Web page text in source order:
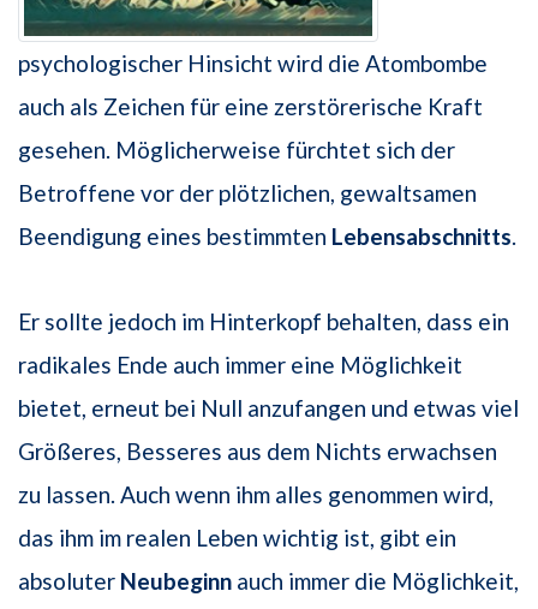
psychologischer Hinsicht wird die Atombombe
auch als Zeichen für eine zerstörerische Kraft
gesehen. Möglicherweise fürchtet sich der
Betroffene vor der plötzlichen, gewaltsamen
Beendigung eines bestimmten Lebensabschnitts.
Er sollte jedoch im Hinterkopf behalten, dass ein
radikales Ende auch immer eine Möglichkeit
bietet, erneut bei Null anzufangen und etwas viel
Größeres, Besseres aus dem Nichts erwachsen
zu lassen. Auch wenn ihm alles genommen wird,
das ihm im realen Leben wichtig ist, gibt ein
absoluter Neubeginn auch immer die Möglichkeit,